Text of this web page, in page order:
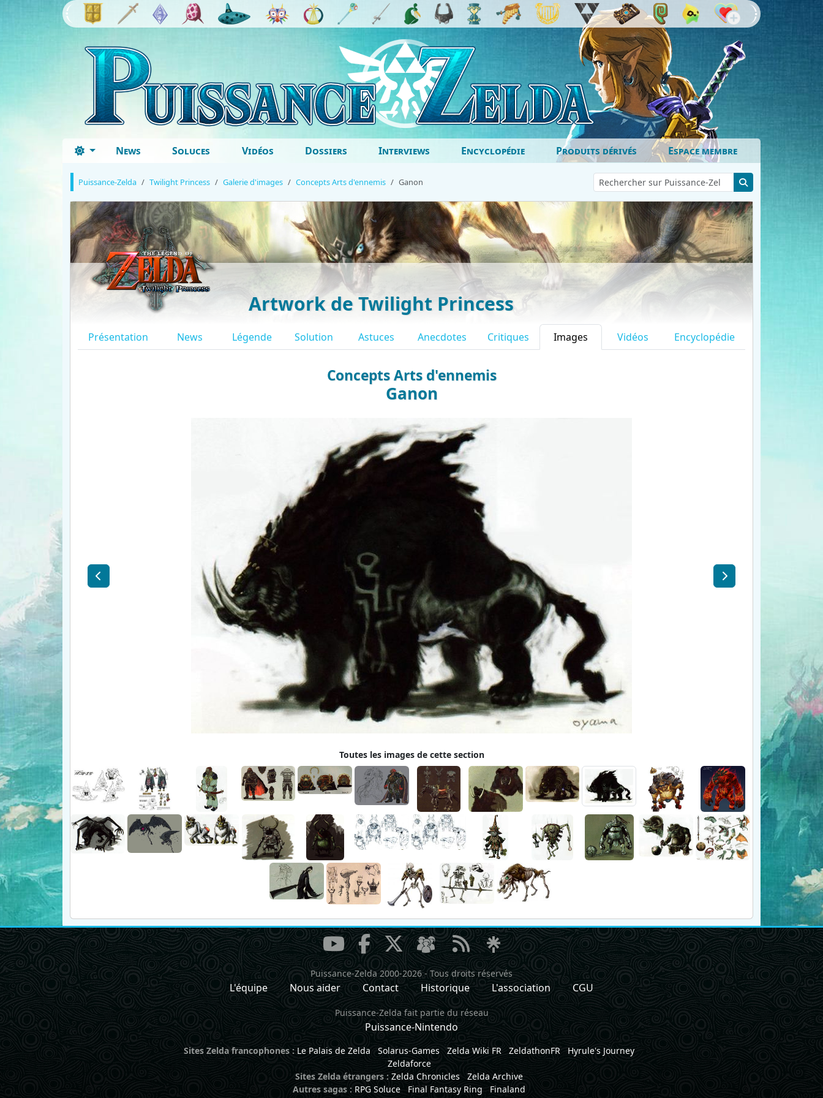
News Soluces Vidéos Dossiers Interviews Encyclopédie Produits dérivés Espace membre
Puissance-Zelda Twilight Princess Galerie d'images Concepts Arts d'ennemis Ganon
Artwork de Twilight Princess
Présentation News Légende Solution Astuces Anecdotes Critiques Images Vidéos Encyclopédie
Concepts Arts d'ennemis
Ganon
Toutes les images de cette section
Puissance-Zelda 2000-2026- Tous droits réservés
L'équipe Nous aider Contact Historique L'association CGU
Puissance-Zelda fait partie du réseau
Puissance-Nintendo
Sites Zelda francophones : Le Palais de Zelda Solarus-Games Zelda Wiki FR ZeldathonFR
Hyrule's Journey
Zeldaforce
Sites Zelda étrangers : Zelda Chronicles
Zelda Archive
Autres sagas : RPG Soluce Final Fantasy Ring
Finaland